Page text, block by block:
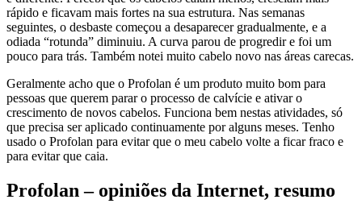
rápido e ficavam mais fortes na sua estrutura. Nas semanas
seguintes, o desbaste começou a desaparecer gradualmente, e a
odiada “rotunda” diminuiu. A curva parou de progredir e foi um
pouco para trás. Também notei muito cabelo novo nas áreas carecas.
Geralmente acho que o Profolan é um produto muito bom para
pessoas que querem parar o processo de calvície e ativar o
crescimento de novos cabelos. Funciona bem nestas atividades, só
que precisa ser aplicado continuamente por alguns meses. Tenho
usado o Profolan para evitar que o meu cabelo volte a ficar fraco e
para evitar que caia.
Profolan – opiniões da Internet, resumo